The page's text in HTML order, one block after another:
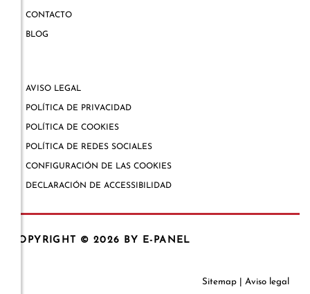
CONTACTO
BLOG
AVISO LEGAL
POLÍTICA DE PRIVACIDAD
POLÍTICA DE COOKIES
POLÍTICA DE REDES SOCIALES
CONFIGURACIÓN DE LAS COOKIES
DECLARACIÓN DE ACCESSIBILIDAD
COPYRIGHT © 2026 BY E-PANEL
Sitemap Aviso legal